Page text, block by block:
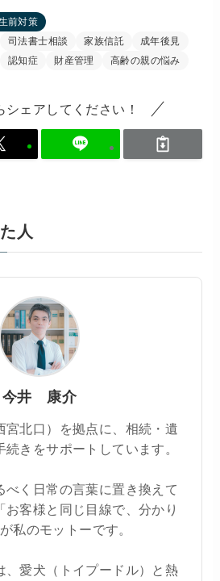
前対策
司法書士相談 家族信託
成年後見
認知症 財産管理 高齢の親の悩み
シェアしてください！
人
今井 康介
宮北口）を拠点に、相続・遺
きをサポートしています。
べく日常の言葉に置き換えて
お客様と同じ目線で、分かり
私のモットーです。
、愛犬（トイプードル）と熱